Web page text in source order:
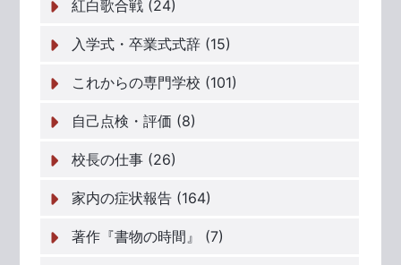
紅白歌合戦 (24)
入学式・卒業式式辞 (15)
これからの専門学校 (101)
自己点検・評価 (8)
校長の仕事 (26)
家内の症状報告 (164)
著作『書物の時間』 (7)